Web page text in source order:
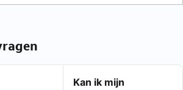
Kan ik mijn